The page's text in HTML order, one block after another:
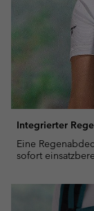
Integrierter
Eine
sofort